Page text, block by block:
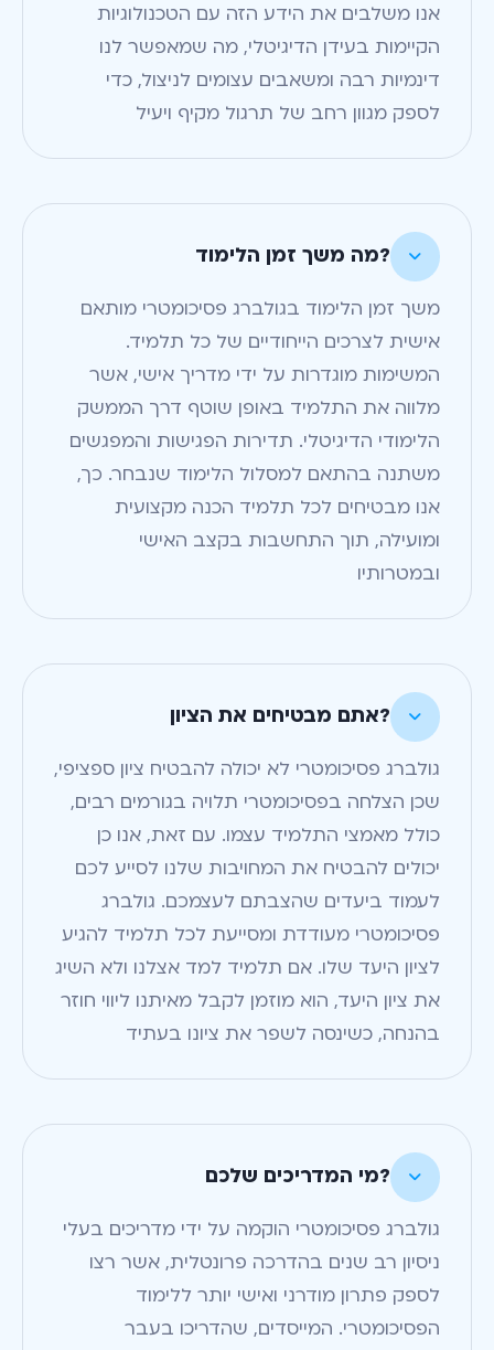
אנו משלבים את הידע הזה עם הטכנולוגיות
הקיימות בעידן הדיגיטלי, מה שמאפשר לנו
דינמיות רבה ומשאבים עצומים לניצול, כדי
לספק מגוון רחב של תרגול מקיף ויעיל
?מה משך זמן הלימוד 
משך זמן הלימוד בגולברג פסיכומטרי מותאם
אישית לצרכים הייחודיים של כל תלמיד.
המשימות מוגדרות על ידי מדריך אישי, אשר
מלווה את התלמיד באופן שוטף דרך הממשק
הלימודי הדיגיטלי. תדירות הפגישות והמפגשים
משתנה בהתאם למסלול הלימוד שנבחר. כך,
אנו מבטיחים לכל תלמיד הכנה מקצועית
ומועילה, תוך התחשבות בקצב האישי
ובמטרותיו
?אתם מבטיחים את הציון 
גולברג פסיכומטרי לא יכולה להבטיח ציון ספציפי,
שכן הצלחה בפסיכומטרי תלויה בגורמים רבים,
כולל מאמצי התלמיד עצמו. עם זאת, אנו כן
יכולים להבטיח את המחויבות שלנו לסייע לכם
לעמוד ביעדים שהצבתם לעצמכם. גולברג
פסיכומטרי מעודדת ומסייעת לכל תלמיד להגיע
לציון היעד שלו. אם תלמיד למד אצלנו ולא השיג
את ציון היעד, הוא מוזמן לקבל מאיתנו ליווי חוזר
בהנחה, כשינסה לשפר את ציונו בעתיד
?מי המדריכים שלכם 
גולברג פסיכומטרי הוקמה על ידי מדריכים בעלי
ניסיון רב שנים בהדרכה פרונטלית, אשר רצו
לספק פתרון מודרני ואישי יותר ללימוד
הפסיכומטרי. המייסדים, שהדריכו בעבר